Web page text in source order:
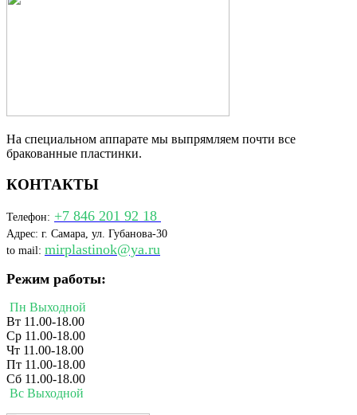
На специальном аппарате мы выпрямляем почти все
бракованные пластинки.
КОНТАКТЫ
Телефон: +7 846 201 92 18
Адрес: г. Самара, ул. Губанова-30
to mail: mirplastinok@ya.ru
Режим работы:
Пн Выходной
Вт 11.00-18.00
Ср 11.00-18.00
Чт 11.00-18.00
Пт 11.00-18.00
Сб 11.00-18.00
Вс Выходной